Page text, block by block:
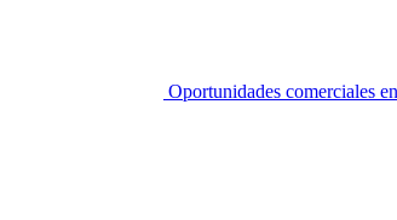
Oportunidades comerciales